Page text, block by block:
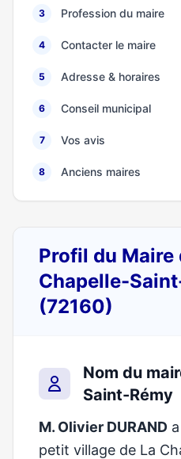
3 Profession du maire
4 Contacter le maire
5 Adresse & horaires
6 Conseil municipal
7 Vos avis
8 Anciens maires
Profil du Maire
Chapelle-
(72160)
Nom du
Saint-Rémy
M. Olivier DURAND
petit village de La